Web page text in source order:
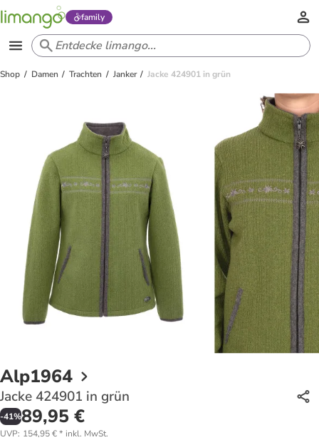
family
Shop Damen Trachten Janker Jacke 424901 in grün
Alp1964
Jacke 424901 in grün
-41%89,95 €
UVP: 154,95 €* inkl. MwSt.